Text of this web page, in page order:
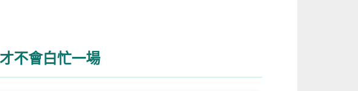
不會白忙一場